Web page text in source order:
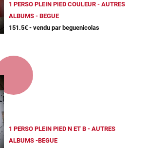
1 PERSO PLEIN PIED COULEUR - AUTRES
ALBUMS - BEGUE
151.5€ - vendu par beguenicolas
1 PERSO PLEIN PIED N ET B - AUTRES
ALBUMS -BEGUE